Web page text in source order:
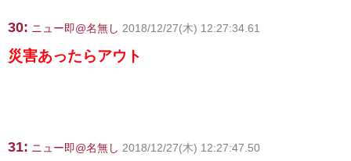
30: ニュー即@名無し 2018/12/27(木) 12:27:34.61
災害あったらアウト
31: ニュー即@名無し 2018/12/27(木) 12:27:47.50